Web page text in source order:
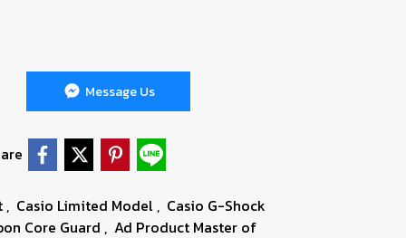
Message Us
, Casio Limited Model , Casio G-Shock
Core Guard , Ad Product Master of